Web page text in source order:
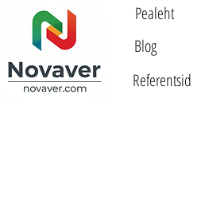
Pealeht
Blog
Referentsid